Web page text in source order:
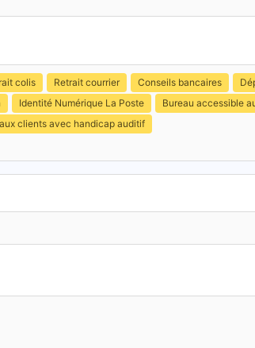
colis Retrait courrier Conseils bancaires
Identité Numérique La Poste
Bureau accessible
clients avec handicap auditif